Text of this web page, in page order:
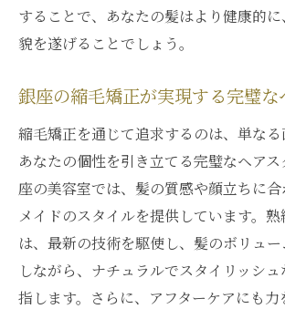
することで、あなたの髪はより健康的
貌を遂げることでしょう。
銀座の縮毛矯正が実現する完璧な
縮毛矯正を通じて追求するのは、単なる
あなたの個性を引き立てる完璧なヘア
座の美容室では、髪の質感や顔立ちに
メイドのスタイルを提供しています。
は、最新の技術を駆使し、髪のボリュ
しながら、ナチュラルでスタイリッシ
指します。さらに、アフターケアにも力